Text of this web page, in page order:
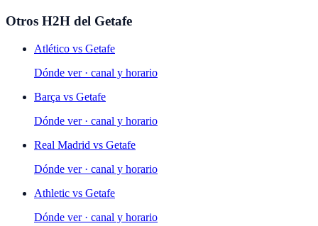
Otros H2H del Getafe
Atlético vs Getafe
Dónde ver · canal y horario
Barça vs Getafe
Dónde ver · canal y horario
Real Madrid vs Getafe
Dónde ver · canal y horario
Athletic vs Getafe
Dónde ver · canal y horario